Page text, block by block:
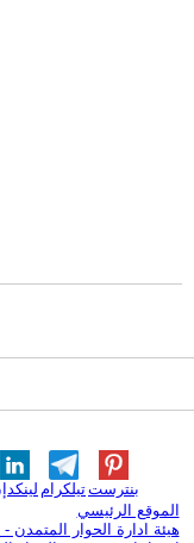
تيلكرامبنترست
الموقع الرئيسي
هيئة ادارة الحوار المتمدن -